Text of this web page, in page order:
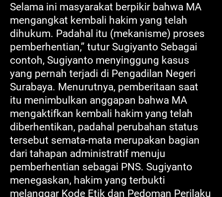
Selama ini masyarakat berpikir bahwa MA
mengangkat kembali hakim yang telah
dihukum. Padahal itu (mekanisme) proses
pemberhentian,” tutur Sugiyanto Sebagai
contoh, Sugiyanto menyinggung kasus
yang pernah terjadi di Pengadilan Negeri
Surabaya. Menurutnya, pemberitaan saat
itu menimbulkan anggapan bahwa MA
mengaktifkan kembali hakim yang telah
diberhentikan, padahal perubahan status
tersebut semata-mata merupakan bagian
dari tahapan administratif menuju
pemberhentian sebagai PNS. Sugiyanto
menegaskan, hakim yang terbukti
melanggar Kode Etik dan Pedoman Perilaku